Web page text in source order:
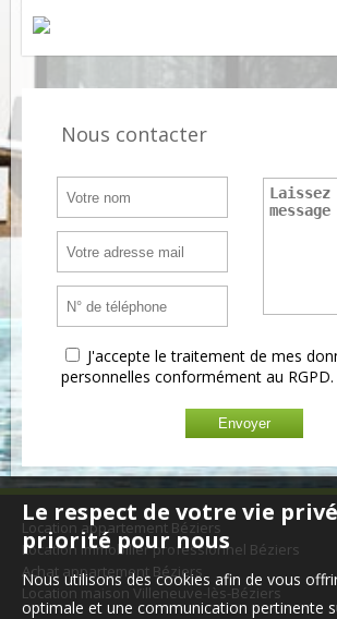
Nous contacter
J'accepte le traitement de mes
personnelles conformément au RGPD.
Location appartement Béziers
Location immobilier professionnel Béziers
Achat appartement Béziers
Location maison Villeneuve-lès-Béziers
Le respect de votre vie
priorité pour nous
Nous utilisons des cookies afin de vous
optimale et une communication pertinente